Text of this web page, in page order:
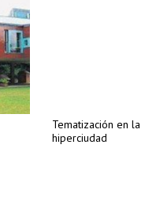
Tematización en la
hiperciudad